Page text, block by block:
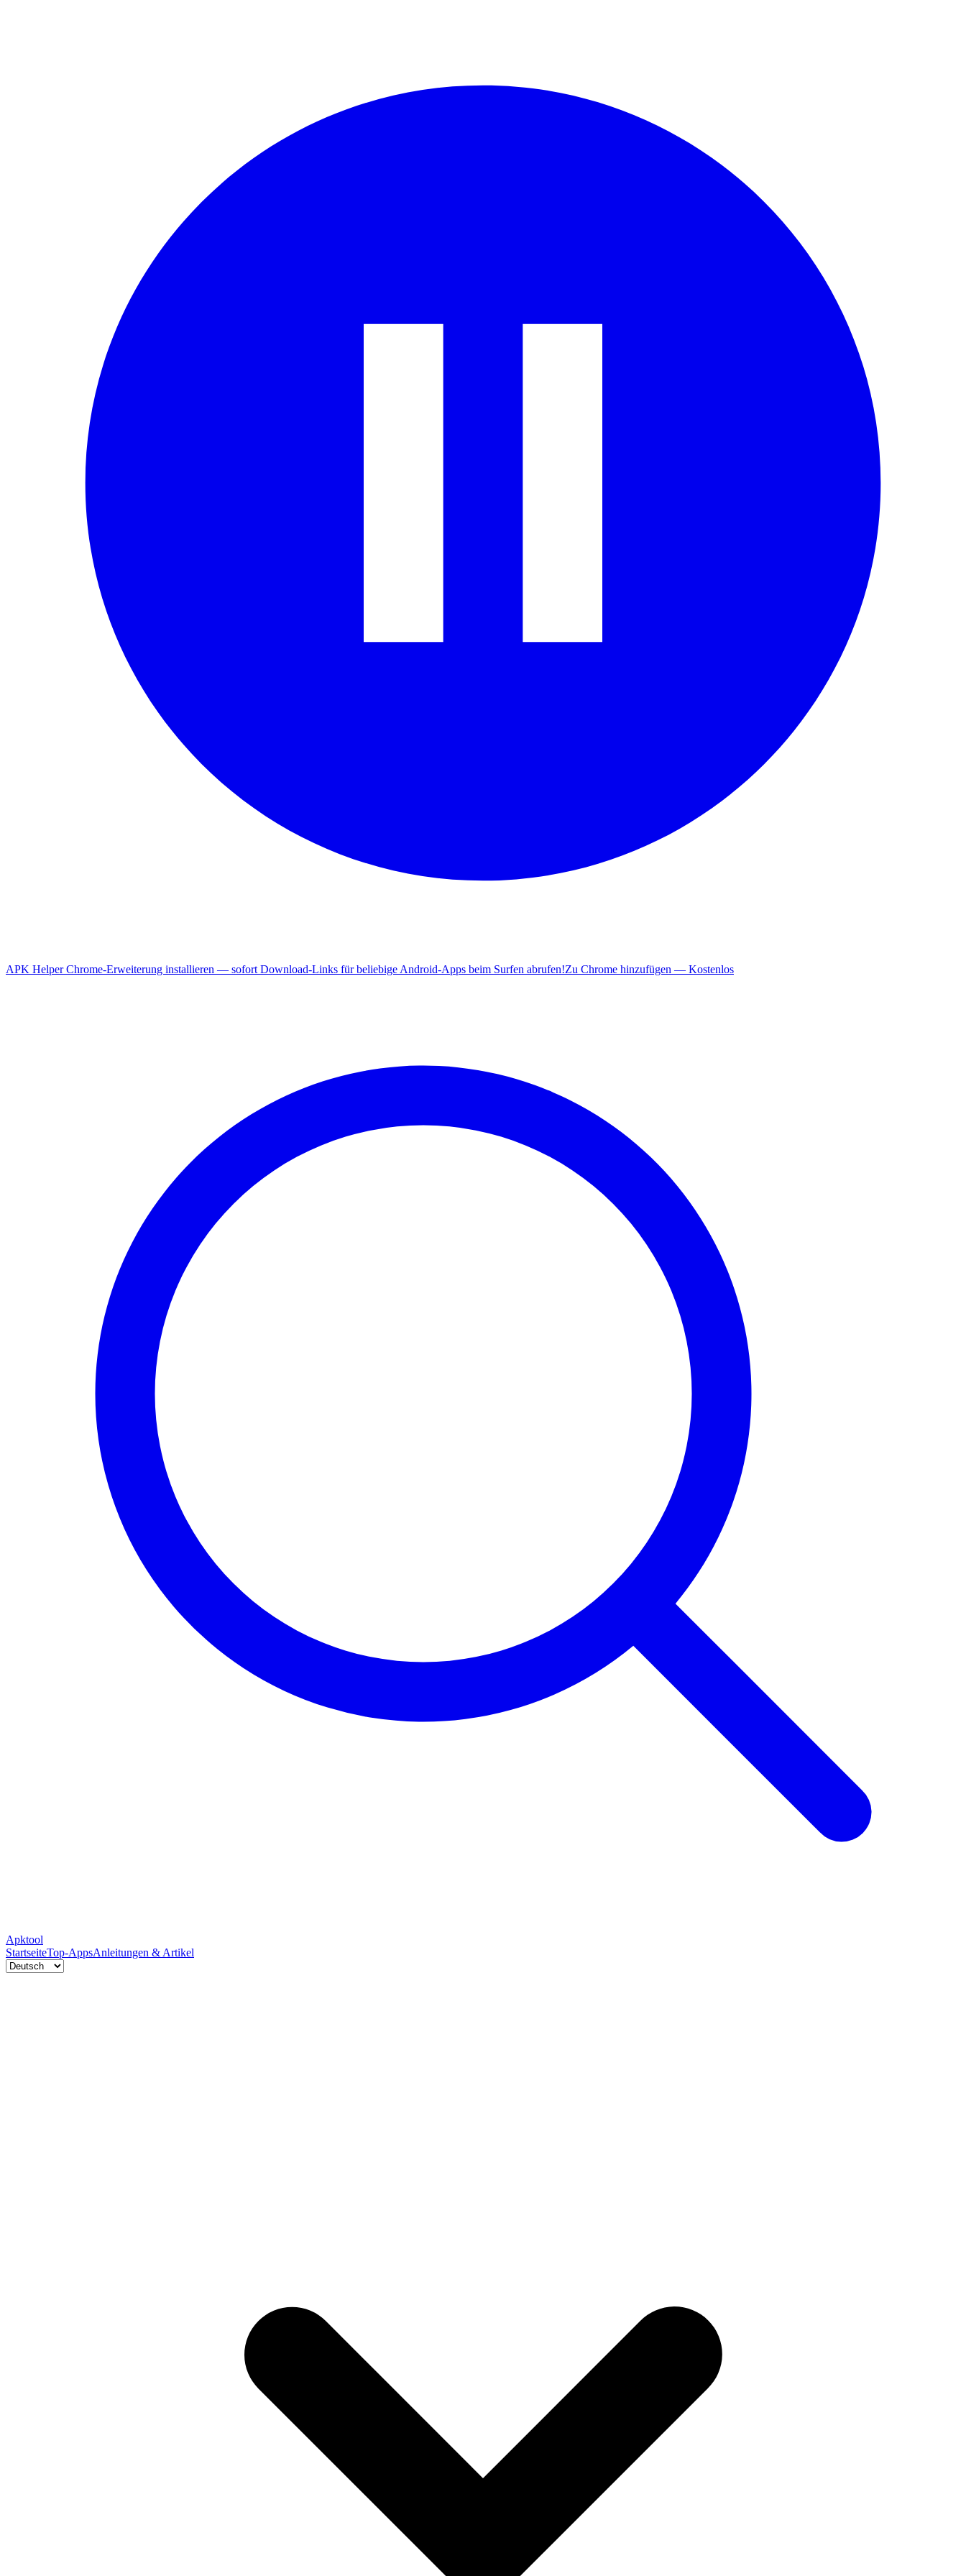
APK Helper Chrome-Erweiterung installieren — sofort Download-Links für beliebige Android-Apps beim Surfen abrufen!Zu Chrome hinzufügen — Kostenlos
Apktool
StartseiteTop-AppsAnleitungen & Artikel